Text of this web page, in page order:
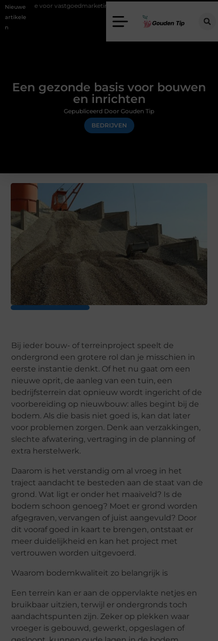
Nieuwe
artikele
n
Schenking aan een goed doel: waarom geven
Een gezonde basis voor bouwen
en inrichten
BEDRIJVEN
Gepubliceerd Door Gouden Tip
Bij ieder bouw- of terreinproject speelt de
ondergrond een grotere rol dan je misschien in
eerste instantie denkt. Of het nu gaat om een
nieuwe oprit, de aanleg van een tuin, een
bedrijfsterrein dat opnieuw wordt ingericht of de
voorbereiding op nieuwbouw: alles begint bij de
bodem. Als die basis niet goed is, kan dat later
voor problemen zorgen. Denk aan verzakkingen,
slechte afwatering, vertraging in de planning of
extra herstelwerk.
Daarom is het verstandig om al vroeg in het
traject aandacht te besteden aan de staat van de
grond. Wat ligt er onder het maaiveld? Is de
bodem schoon genoeg? Moet er grond worden
afgegraven, vervangen of juist aangevuld? Door
dit vooraf goed in kaart te brengen, ontstaat er
meer duidelijkheid en kan het project met
vertrouwen worden uitgevoerd.
Waarom bodemkwaliteit zo belangrijk is
Een terrein kan er aan de oppervlakte netjes en
bruikbaar uitzien, terwijl er ondergronds toch
aandachtspunten zijn. Zeker op plekken waar
vroeger is gebouwd, gewerkt, opgeslagen of